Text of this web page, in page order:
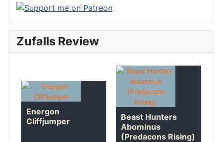
Zufalls Review
Energon
Cliffjumper
Beast Hunters
Abominus
(Predacons Rising)